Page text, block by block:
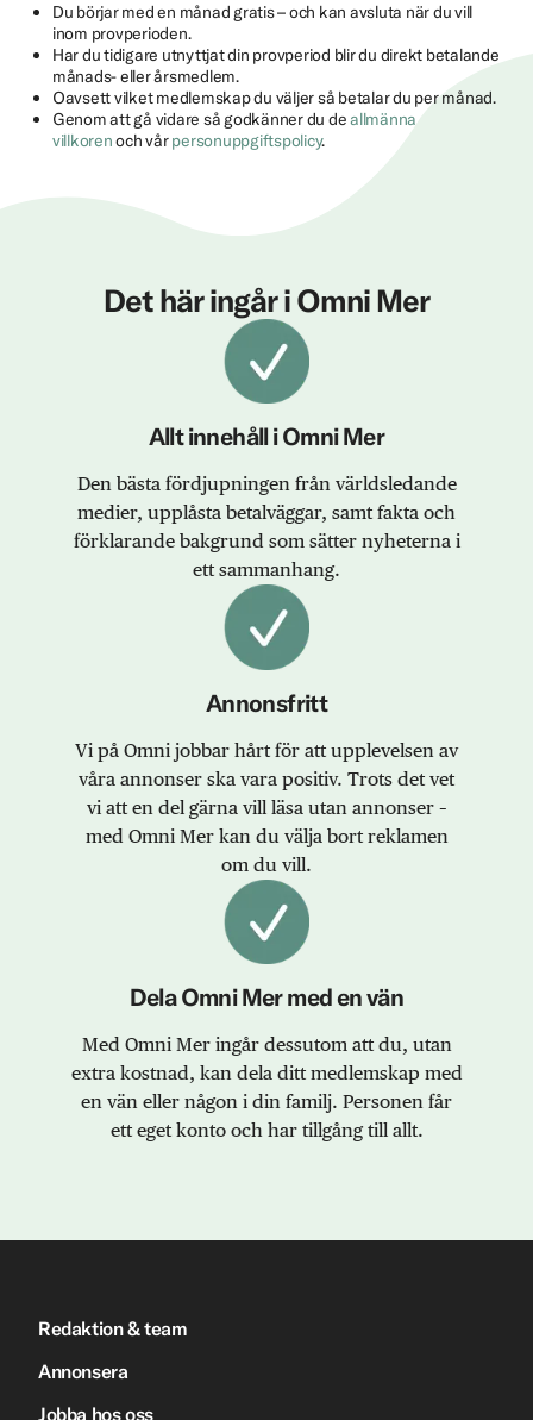
Du börjar med en månad gratis – och kan avsluta när du vill
inom provperioden.
Har du tidigare utnyttjat din provperiod blir du direkt betalande
månads- eller årsmedlem.
Oavsett vilket medlemskap du väljer så betalar du per månad.
Genom att gå vidare så godkänner du deallmänna
villkorenoch vårpersonuppgiftspolicy.
Det här ingår i Omni Mer
Allt innehåll i Omni Mer
Den bästa fördjupningen från världsledande
medier, upplåsta betalväggar, samt fakta och
förklarande bakgrund som sätter nyheterna i
ett sammanhang.
Annonsfritt
Vi på Omni jobbar hårt för att upplevelsen av
våra annonser ska vara positiv. Trots det vet
vi att en del gärna vill läsa utan annonser –
med Omni Mer kan du välja bort reklamen
om du vill.
Dela Omni Mer med en vän
Med Omni Mer ingår dessutom att du, utan
extra kostnad, kan dela ditt medlemskap med
en vän eller någon i din familj. Personen får
ett eget konto och har tillgång till allt.
Redaktion & team
Annonsera
Jobba hos oss